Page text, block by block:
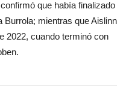
que había finalizado
Burrola; mientras que Aislinn
2022, cuando terminó con